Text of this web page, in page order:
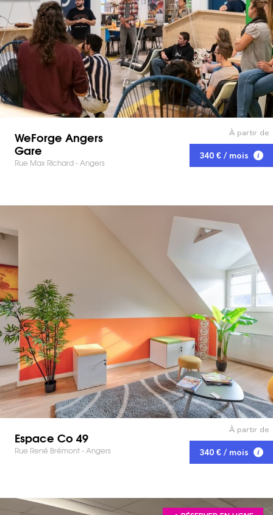
WeForge Angers
Gare
Rue Max Richard - Angers
À partir de
340 € / mois
Espace Co 49
Rue René Brémont - Angers
À partir de
340 € / mois